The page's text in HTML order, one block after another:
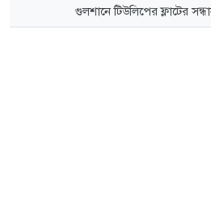
গুলশানে টিউলিপের ফ্লাটের